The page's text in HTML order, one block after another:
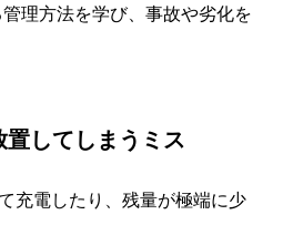
理方法を学び、事故や劣化を
してしまうミス
充電したり、残量が極端に少